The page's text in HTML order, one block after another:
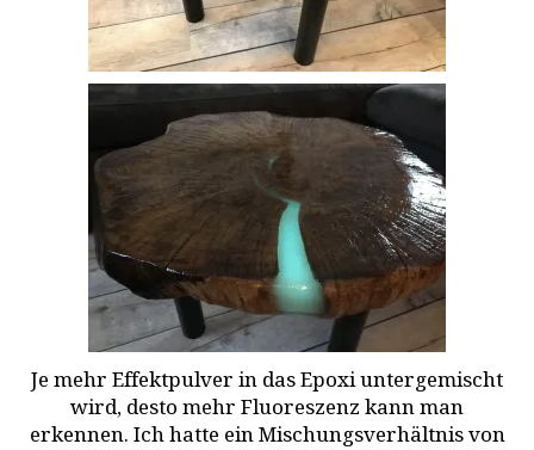
Je mehr Effektpulver in das Epoxi untergemischt
wird, desto mehr Fluoreszenz kann man
erkennen. Ich hatte ein Mischungsverhältnis von